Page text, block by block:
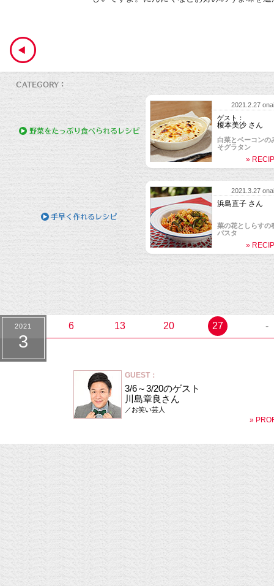
2021.2.27
ゲスト：
榎本美沙 さん
白菜とベーコンの
そグラタン
»
2021.1.9
ゲスト：
與那城奨 さん
ハヤシライス
»
2021.3.27
浜島直子 さん
菜の花としらすの
パスタ
»
2021.2.13
2021
3
6 13 20 27 -
GUEST：
3/6～3/20のゲスト
川島章良さん
／お笑い芸人
»